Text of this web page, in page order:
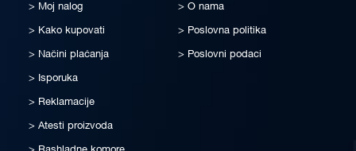
Moj nalog
Kako kupovati
Načini plaćanja
Isporuka
Reklamacije
Atesti proizvoda
O nama
Poslovna politika
Poslovni podaci